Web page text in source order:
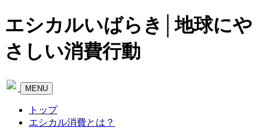
エシカルいばらき│地球にや
さしい消費行動
Toggle
navigation
MENU
トップ
エシカル消費とは？